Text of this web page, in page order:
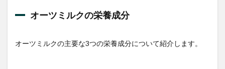
はど
んな
る？
オーツミルクの栄養成分
オーツミルクの主要な3つの栄養成分について紹介します。